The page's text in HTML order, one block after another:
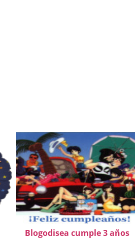
Blogodisea cumple 3 años